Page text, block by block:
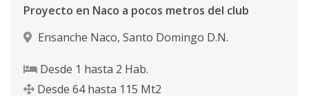
Proyecto en Naco a pocos metros del club
Ensanche Naco, Santo Domingo D.N.
Desde 1 hasta 2 Hab.
Desde 64 hasta 115 Mt2